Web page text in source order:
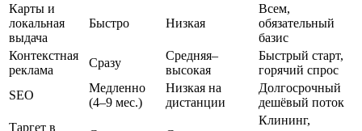
Карты и
локальная
выдача
Быстро Низкая
Всем,
обязательный
базис
Контекстная
реклама
Сразу
Средняя–
высокая
Быстрый старт,
горячий спрос
SEO
Медленно
(4–9 мес.)
Низкая на
дистанции
Долгосрочный
дешёвый поток
Таргет в
Клининг,